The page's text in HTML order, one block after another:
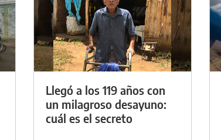
Llegó a los 119 años con
un milagroso desayuno:
cuál es el secreto